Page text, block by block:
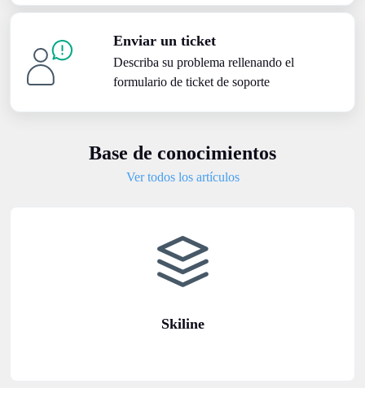
Enviar un ticket
Describa su problema rellenando el
formulario de ticket de soporte
Base de conocimientos
Ver todos los artículos
Skiline